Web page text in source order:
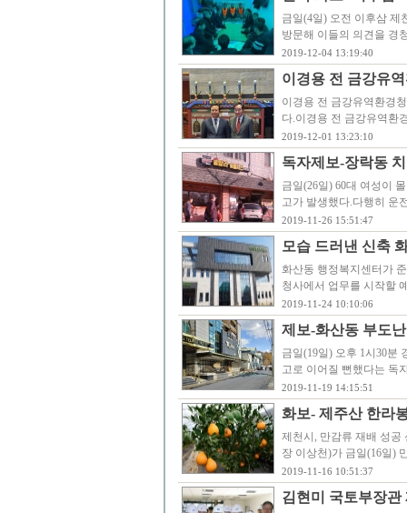
금일(4일) 오전 이후삼 제
방문해 이들의 의견을 경
2019-12-04 13:19:40
이경용 전 금강유
이경용 전 금강유역환경
다.이경용 전 금강유역환
2019-12-01 13:23:10
독자제보-장락동
금일(26일) 60대 여성이
고가 발생했다.다행히 운
2019-11-26 15:51:47
모습 드러낸 신축
화산동 행정복지센터가
청사에서 업무를 시작할
2019-11-24 10:10:06
제보-화산동 부도
금일(19일) 오후 1시30분
고로 이어질 뻔했다는 독
2019-11-19 14:15:51
화보- 제주산 한라
제천시, 만감류 재배 성공
장 이상천)가 금일(16일)
2019-11-16 10:51:37
김현미 국토부장